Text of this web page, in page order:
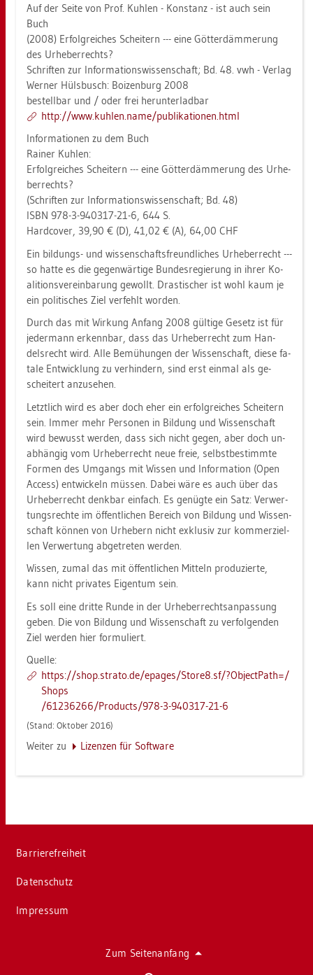
Auf der Seite von Prof. Kuh­len - Kon­stanz - ist auch sein
Buch
(2008) Er­folg­rei­ches Schei­tern --- eine Göt­ter­däm­me­rung
des Ur­he­ber­rechts?
Schrif­ten zur In­for­ma­ti­ons­wis­sen­schaft; Bd. 48. vwh - Ver­lag
Wer­ner Hüls­busch: Boi­zen­burg 2008
be­stell­bar und / oder frei her­un­ter­lad­bar
http://​www.​kuh­len.​name/​pub​lika​tion​en.​html
In­for­ma­tio­nen zu dem Buch
Rai­ner Kuh­len:
Er­folg­rei­ches Schei­tern --- eine Göt­ter­däm­me­rung des Ur­he­
ber­rechts?
(Schrif­ten zur In­for­ma­ti­ons­wis­sen­schaft; Bd. 48)
ISBN 978-3-940317-21-6, 644 S.
Hard­co­ver, 39,90 € (D), 41,02 € (A), 64,00 CHF
Ein bil­dungs- und wis­sen­schafts­freund­li­ches Ur­he­ber­recht ---
so hatte es die ge­gen­wär­ti­ge Bun­des­re­gie­rung in ihrer Ko­
ali­ti­ons­ver­ein­ba­rung ge­wollt. Dras­ti­scher ist wohl kaum je
ein po­li­ti­sches Ziel ver­fehlt wor­den.
Durch das mit Wir­kung An­fang 2008 gül­ti­ge Ge­setz ist für
je­der­mann er­kenn­bar, dass das Ur­he­ber­recht zum Han­
dels­recht wird. Alle Be­mü­hun­gen der Wis­sen­schaft, diese fa­
ta­le Ent­wick­lung zu ver­hin­dern, sind erst ein­mal als ge­
schei­tert an­zu­se­hen.
Letzt­lich wird es aber doch eher ein er­folg­rei­ches Schei­tern
sein. Immer mehr Per­so­nen in Bil­dung und Wis­sen­schaft
wird be­wusst wer­den, dass sich nicht gegen, aber doch un­
ab­hän­gig vom Ur­he­ber­recht neue freie, selbst­be­stimm­te
For­men des Um­gangs mit Wis­sen und In­for­ma­ti­on (Open
Ac­cess) ent­wi­ckeln müs­sen. Dabei wäre es auch über das
Ur­he­ber­recht denk­bar ein­fach. Es ge­nüg­te ein Satz: Ver­wer­
tungs­rech­te im öf­fent­li­chen Be­reich von Bil­dung und Wis­sen­
schaft kön­nen von Ur­he­bern nicht ex­klu­siv zur kom­mer­zi­el­
len Ver­wer­tung ab­ge­tre­ten wer­den.
Wis­sen, zumal das mit öf­fent­li­chen Mit­teln pro­du­zier­te,
kann nicht pri­va­tes Ei­gen­tum sein.
Es soll eine drit­te Runde in der Ur­he­ber­rechts­an­pas­sung
geben. Die von Bil­dung und Wis­sen­schaft zu ver­fol­gen­den
Ziel wer­den hier for­mu­liert.
Quel­le:
https://​shop.​stra­to.​de/​epages/​Store8.​sf/?​Ob­ject­Path=/​
Shops
/61236266/Pro­ducts/978-3-940317-21-6
(Stand: Ok­to­ber 2016)
Wei­ter zu Li­zen­zen für Soft­ware
Bar­rie­re­frei­heit
Da­ten­schutz
Im­pres­sum
Zum Sei­ten­an­fang